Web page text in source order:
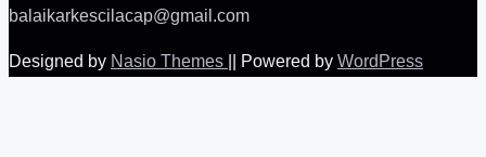
balaikarkescilacap@gmail.com
Designed by Nasio Themes Powered by WordPress